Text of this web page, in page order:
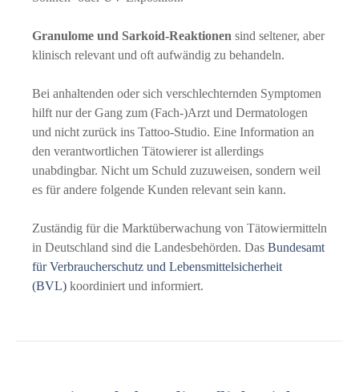
Granulome und Sarkoid-Reaktionen sind seltener, aber
klinisch relevant und oft aufwändig zu behandeln.
Bei anhaltenden oder sich verschlechternden Symptomen
hilft nur der Gang zum (Fach-)Arzt und Dermatologen
und nicht zurück ins Tattoo-Studio. Eine Information an
den verantwortlichen Tätowierer ist allerdings
unabdingbar. Nicht um Schuld zuzuweisen, sondern weil
es für andere folgende Kunden relevant sein kann.
Zuständig für die Marktüberwachung von Tätowiermitteln
in Deutschland sind die Landesbehörden. Das Bundesamt
für Verbraucherschutz und Lebensmittelsicherheit
(BVL) koordiniert und informiert.